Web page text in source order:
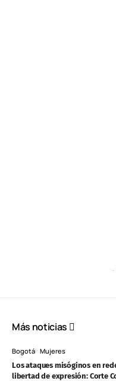
-
Más noticias
Bogotá Mujeres
Los ataques misóginos en
libertad de expresión: Corte